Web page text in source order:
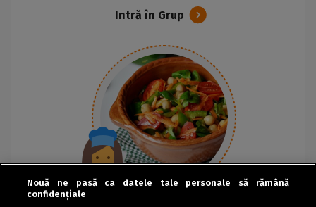
Intră în Grup
Nouă ne pasă ca datele tale personale să rămână
confidențiale